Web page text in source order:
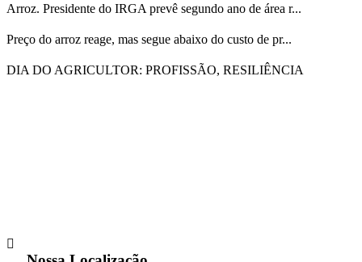
Arroz. Presidente do IRGA prevê segundo ano de área r...
Preço do arroz reage, mas segue abaixo do custo de pr...
DIA DO AGRICULTOR: PROFISSÃO, RESILIÊNCIA